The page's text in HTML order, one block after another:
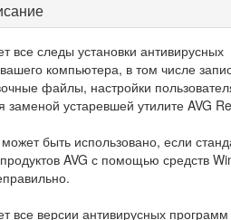
все следы установки антивирусных
компьютера, в том числе
файлы, настройки
заменой устаревшей утилите AVG
быть использовано, если
AVG с помощью средств
все версии антивирусных программ